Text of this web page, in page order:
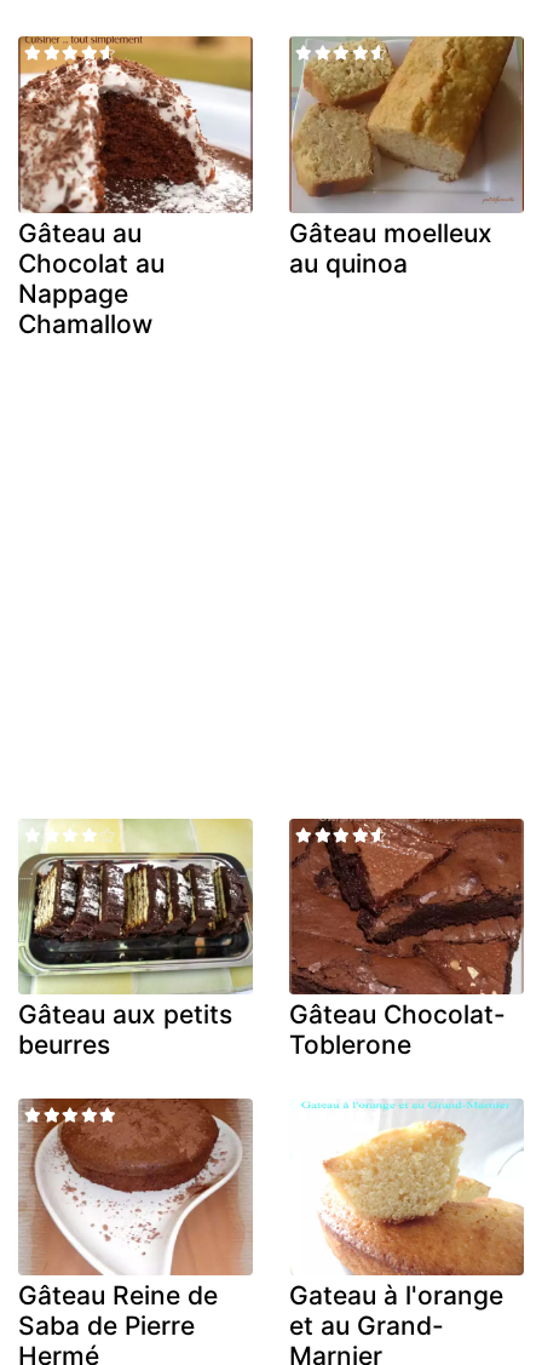
Gâteau au
Chocolat au
Nappage
Chamallow
Gâteau moelleux
au quinoa
Gâteau aux petits
beurres
Gâteau Chocolat-
Toblerone
Gâteau Reine de
Saba de Pierre
Hermé
Gateau à l'orange
et au Grand-
Marnier